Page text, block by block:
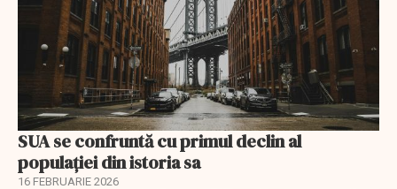
SUA se confruntă cu primul declin al
populației din istoria sa
16 FEBRUARIE 2026